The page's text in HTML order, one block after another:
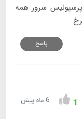
پرسپولیس سرور همه
پاسخ
1 6 ماه پیش